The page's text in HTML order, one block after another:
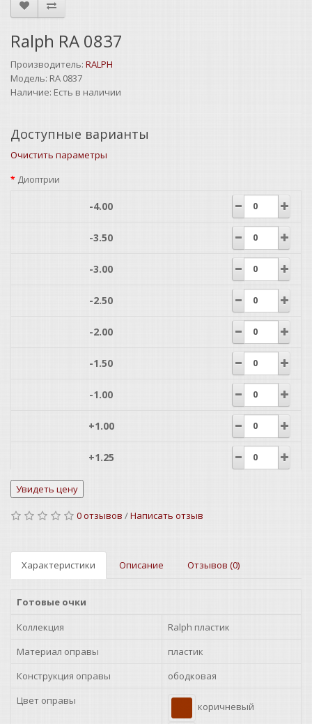
Ralph RA 0837
Производитель: RALPH
Модель: RA 0837
Наличие: Есть в наличии
Доступные варианты
Очистить параметры
Диоптрии
-4.00
-3.50
-3.00
-2.50
-2.00
-1.50
-1.00
+1.00
+1.25
+1.75
+2.00
+2.25
+3.00
0 отзывов /Написать отзыв
Характеристики Описание Отзывов (0)
Готовые очки
Коллекция
Ralph пластик
Материал оправы
пластик
Конструкция оправы
ободковая
Цвет оправы
коричневый